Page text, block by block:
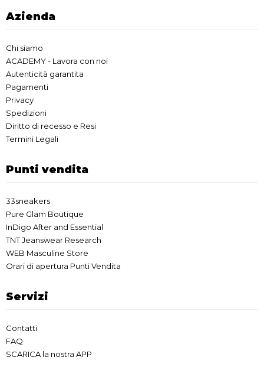
Azienda
Chi siamo
ACADEMY - Lavora con noi
Autenticità garantita
Pagamenti
Privacy
Spedizioni
Diritto di recesso e Resi
Termini Legali
Punti vendita
33sneakers
Pure Glam Boutique
InDigo After and Essential
TNT Jeanswear Research
WEB Masculine Store
Orari di apertura Punti Vendita
Servizi
Contatti
FAQ
SCARICA la nostra APP